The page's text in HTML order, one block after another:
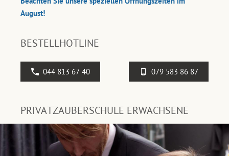
August!
BESTELLHOTLINE
044 813 67 40 079 583 86 87
PRIVATZAUBERSCHULE ERWACHSENE